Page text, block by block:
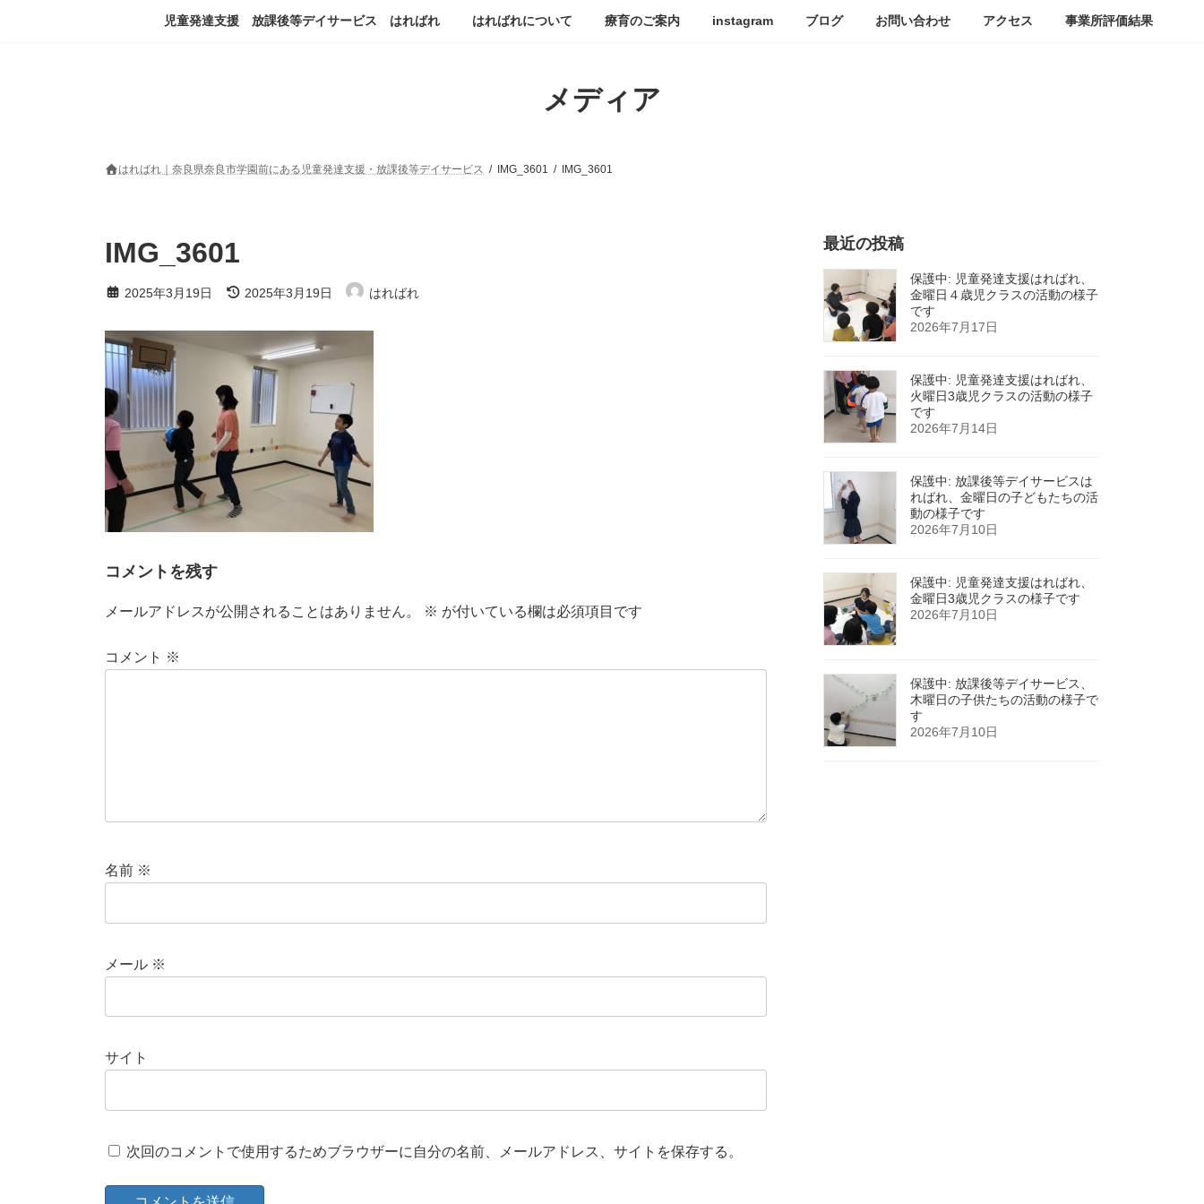
児童発達支援 放課後等デイサービス はればれ はればれについて 療育のご案内 instagram ブログ お問い合わせ アクセス 事業所評価結果
メディア
はればれ｜奈良県奈良市学園前にある児童発達支援・放課後等デイサービス IMG_3601 IMG_3601
IMG_3601
2025年3月19日
最
終
新
日
時
2025年3月19日 はればれ
コメントを残す
メールアドレスが公開されることはありません。 ※ が付いている欄は必須項目です
コメント ※
名前 ※
メール ※
サイト
次回のコメントで使用するためブラウザーに自分の名前、メールアドレス、サイトを保存する。
最近の投稿
保護中: 児童発達支援はればれ、
金曜日４歳児クラスの活動の様子
です
2026年7月17日
保護中: 児童発達支援はればれ、
火曜日3歳児クラスの活動の様子
です
2026年7月14日
保護中: 放課後等デイサービスは
ればれ、金曜日の子どもたちの活
動の様子です
2026年7月10日
保護中: 児童発達支援はればれ、
金曜日3歳児クラスの様子です
2026年7月10日
保護中: 放課後等デイサービス、
木曜日の子供たちの活動の様子で
す
2026年7月10日